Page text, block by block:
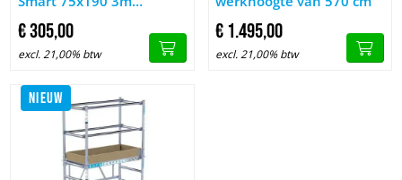
werkhoogte
€305,00
excl. 21,00% btw
€1.495,00
excl. 21,00% btw
NIEUW